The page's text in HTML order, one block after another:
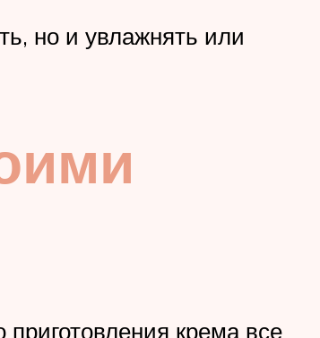
но и увлажнять или
крема все